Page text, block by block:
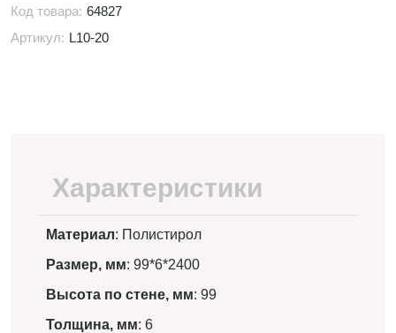
Код товара: 64827
Артикул: L10-20
Характеристики
Материал: Полистирол
Размер, мм: 99*6*2400
Высота по стене, мм: 99
Толщина, мм: 6